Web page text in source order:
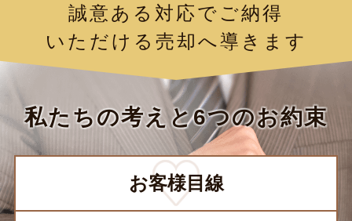
誠意ある対応でご納得
いただける売却へ導きます
私たちの考えと6つのお約束
お客様目線